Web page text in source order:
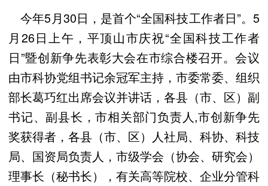
今年5月30日，是首个“全国科技工作者日”。5
月26日上午，平顶山市庆祝“全国科技工作者
日”暨创新争先表彰大会在市综合楼召开。会议
由市科协党组书记余冠军主持，市委常委、组织
部长葛巧红出席会议并讲话，各县（市、区）副
书记、副县长，市相关部门负责人,市创新争先
奖获得者，各县（市、区）人社局、科协、科技
局、国资局负责人，市级学会（协会、研究会）
理事长（秘书长），有关高等院校、企业分管科